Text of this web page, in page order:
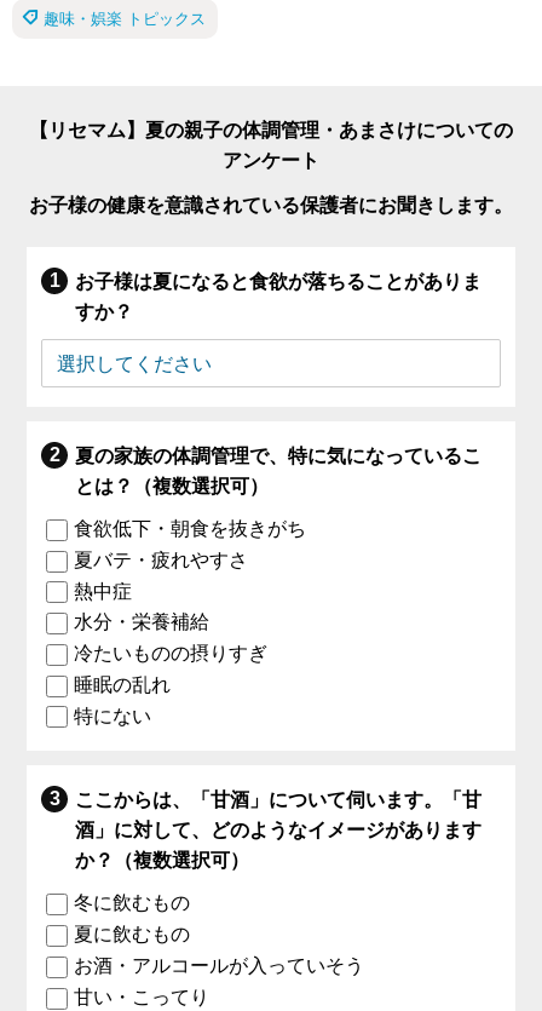
趣味・娯楽 トピックス
【リセマム】夏の親子の体調管理・あまさけについての
アンケート
お子様の健康を意識されている保護者にお聞きします。
お子様は夏になると食欲が落ちることがありま
すか？
夏の家族の体調管理で、特に気になっているこ
とは？（複数選択可）
食欲低下・朝食を抜きがち
夏バテ・疲れやすさ
熱中症
水分・栄養補給
冷たいものの摂りすぎ
睡眠の乱れ
特にない
ここからは、「甘酒」について伺います。「甘
酒」に対して、どのようなイメージがあります
か？（複数選択可）
冬に飲むもの
夏に飲むもの
お酒・アルコールが入っていそう
甘い・こってり